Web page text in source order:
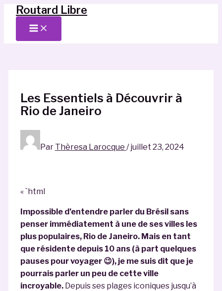
Aller
contenu
Routard Libre
Main
Menu
Les Essentiels à Découvrir à
Rio de Janeiro
Par Thèresa Larocque /juillet 23, 2024
« `html
Impossible d’entendre parler du Brésil sans
penser immédiatement à une de ses villes les
plus populaires, Rio de Janeiro. Mais en tant
que résidente depuis 10 ans (à part quelques
pauses pour voyager 😉), je me suis dit que je
pourrais parler un peu de cette ville
incroyable. Depuis ses plages iconiques jusqu’à